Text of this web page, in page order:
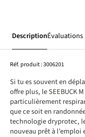
DescriptionÉvaluations
Réf. produit :3006201
Si tu es souvent en
offre plus, le SEEBUCK
particulièrement
que ce soit en
technologie dryprotec,
nouveau prêt à l’emploi